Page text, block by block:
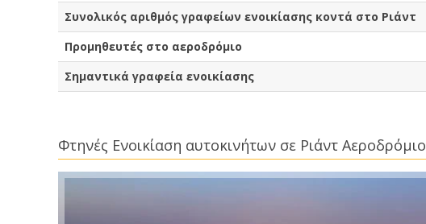
Συνολικός αριθμός γραφείων ενοικίασης κοντά στο Ριάντ
Προμηθευτές στο αεροδρόμιο
Σημαντικά γραφεία ενοικίασης
Φτηνές Ενοικίαση αυτοκινήτων σε Ριάντ Αεροδρόμιο